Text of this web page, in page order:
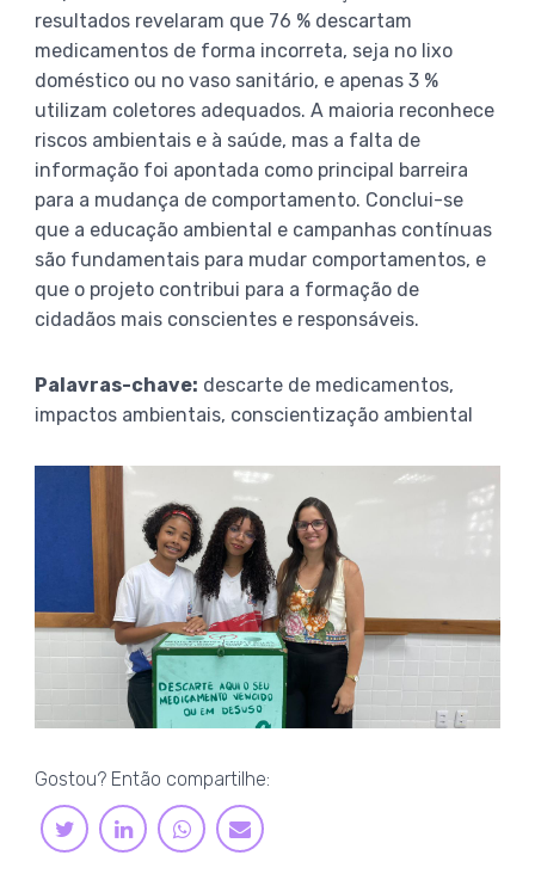
resultados revelaram que 76 % descartam
medicamentos de forma incorreta, seja no lixo
doméstico ou no vaso sanitário, e apenas 3 %
utilizam coletores adequados. A maioria reconhece
riscos ambientais e à saúde, mas a falta de
informação foi apontada como principal barreira
para a mudança de comportamento. Conclui-se
que a educação ambiental e campanhas contínuas
são fundamentais para mudar comportamentos, e
que o projeto contribui para a formação de
cidadãos mais conscientes e responsáveis.
Palavras-chave: descarte de medicamentos,
impactos ambientais, conscientização ambiental
Gostou? Então compartilhe:
TWITTERLINKEDINWHATSAPP
E-
MAIL